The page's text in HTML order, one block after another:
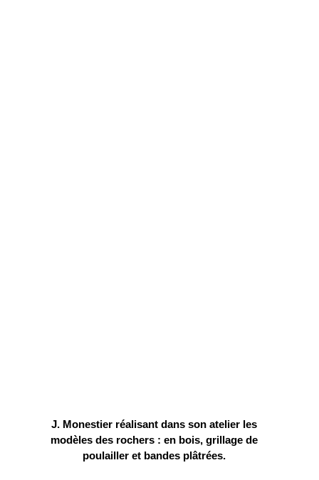
J. Monestier réalisant dans son atelier les
modèles des rochers : en bois, grillage de
poulailler et bandes plâtrées.